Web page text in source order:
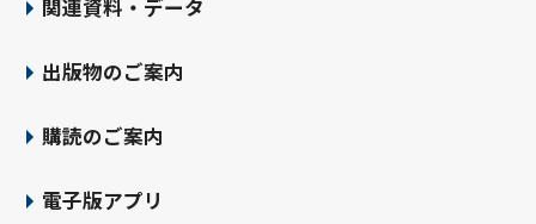
関連資料・データ
出版物のご案内
購読のご案内
電子版アプリ